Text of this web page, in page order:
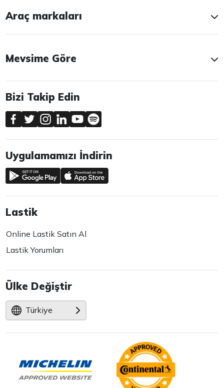
Araç markaları
Mevsime Göre
Bizi Takip Edin
Uygulamamızı İndirin
Lastik
Online Lastik Satın Al
Lastik Yorumları
Ülke Değiştir
Türkiye